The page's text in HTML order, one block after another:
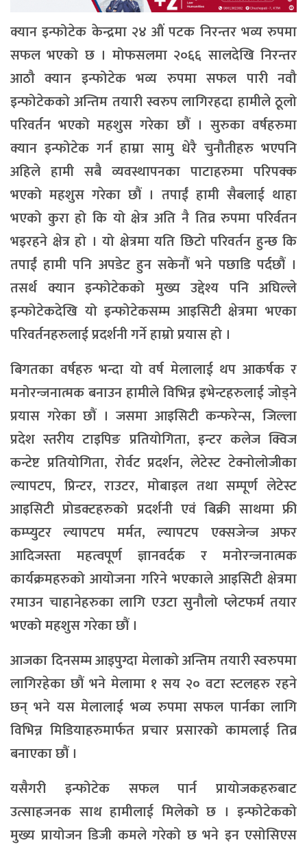
क्यान इन्फोटेक केन्द्रमा २४ औं पटक निरन्तर भव्य रुपमा
सफल भएको छ । मोफसलमा २०६६ सालदेखि निरन्तर
आठौ क्यान इन्फोटेक भव्य रुपमा सफल पारी नवौ
इन्फोटेकको अन्तिम तयारी स्वरुप लागिरहदा हामीले ठूलो
परिवर्तन भएको महशुस गरेका छौं । सुरुका वर्षहरुमा
क्यान इन्फोटेक गर्न हाम्रा सामु धेरै चुनौतीहरु भएपनि
अहिले हामी सबै व्यवस्थापनका पाटाहरुमा परिपक्क
भएको महशुस गरेका छौं । तपाईं हामी सैबलाई थाहा
भएको कुरा हो कि यो क्षेत्र अति नै तिव्र रुपमा परिर्वतन
भइरहने क्षेत्र हो । यो क्षेत्रमा यति छिटो परिवर्तन हुन्छ कि
तपाईं हामी पनि अपडेट हुन सकेनौं भने पछाडि पर्दछौं ।
तसर्थ क्यान इन्फोटेकको मुख्य उद्देश्य पनि अघिल्ले
इन्फोटेकदेखि यो इन्फोटेकसम्म आइसिटी क्षेत्रमा भएका
परिवर्तनहरुलाई प्रदर्शनी गर्ने हाम्रो प्रयास हो ।
बिगतका वर्षहरु भन्दा यो वर्ष मेलालाई थप आकर्षक र
मनोरन्जनात्मक बनाउन हामीले विभिन्न इभेन्टहरुलाई जोड्ने
प्रयास गरेका छौं । जसमा आइसिटी कन्फरेन्स, जिल्ला
प्रदेश स्तरीय टाइपिङ प्रतियोगिता, इन्टर कलेज क्विज
कन्टेष्ट प्रतियोगिता, रोर्वट प्रदर्शन, लेटेस्ट टेक्नोलोजीका
ल्यापटप, प्रिन्टर, राउटर, मोबाइल तथा सम्पूर्ण लेटेस्ट
आइसिटी प्रोडक्टहरुको प्रदर्शनी एवं बिक्री साथमा फ्री
कम्प्युटर ल्यापटप मर्मत, ल्यापटप एक्सजेन्ज अफर
आदिजस्ता महत्वपूर्ण ज्ञानवर्दक र मनोरन्जनात्मक
कार्यक्रमहरुको आयोजना गरिने भएकाले आइसिटी क्षेत्रमा
रमाउन चाहानेहरुका लागि एउटा सुनौलो प्लेटफर्म तयार
भएको महशुस गरेका छौं ।
आजका दिनसम्म आइपुग्दा मेलाको अन्तिम तयारी स्वरुपमा
लागिरहेका छौं भने मेलामा १ सय २० वटा स्टलहरु रहने
छन् भने यस मेलालाई भव्य रुपमा सफल पार्नका लागि
विभिन्न मिडियाहरुमार्फत प्रचार प्रसारको कामलाई तिव्र
बनाएका छौं ।
यसैगरी इन्फोटेक सफल पार्न प्रायोजकहरुबाट
उत्साहजनक साथ हामीलाई मिलेको छ । इन्फोटेकको
मुख्य प्रायोजन डिजी कमले गरेको छ भने इन एसोसिएस